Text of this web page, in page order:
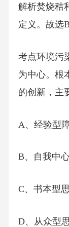
解析焚烧秸
定义。故选B
考点环境污
为中心。根
的创新，主
A、经验型
B、自我中
C、书本型
D、从众型